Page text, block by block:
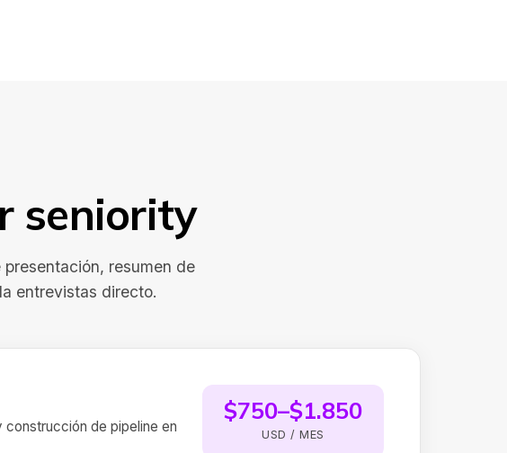
seniority
resumen de
entrevistas directo.
construcción de pipeline en
$750–$1.850
USD / MES